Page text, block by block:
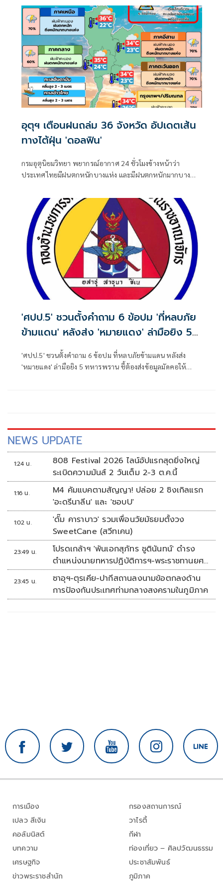
อาแว อดีตผู้ช่วยผู้ใหญ่บ้านหมู่ที่ 5
อุตุฯ เตือนฝนถล่ม 36 จังหวัด อัปเดตเส้น
ทางไต้ฝุ่น 'ดอลฟิน'
กรมอุตุนิยมวิทยา พยากรณ์อากาศ 24 ชั่วโมงข้างหน้าว่า
ประเทศไทยมีฝนตกหนักบางแห่ง และมีฝนตกหนักมากบาง
'ศปป.5' ชวนตั้งคำถาม 6 ข้อปม 'ที่หลบภัย
ข้ามแดน' หลังส่ง 'หมายแดง' ล่ามือยิง 5
ทหารพราน
'ศปป.5' ชวนตั้งคำถาม 6 ข้อปม ที่หลบภัยข้ามแดน หลังส่ง
'หมายแดง' ล่ามือยิง 5 ทหารพราน ชี้ต้องส่งข้อมูลมัดคอให้
NEWS UPDATE
1:24 น.
808 Festival 2026 ไลน์อัปแรกสุดยิ่งใหญ่
ระเบิดความมันส์ 2 วันเต็ม 2-3 ต.ค.นี้
1:16 น.
M4 คัมแบคตามสัญญา! ปล่อย 2 ซิงเกิลแรก
'อะดรีนาลีน' และ 'ชอบU'
1:02 น.
'ดั๊ม คาราบาว' รวมเพื่อนวัยมัธยมตั้งวง
SweetCane (สวีทเคน)
23:49 น.
โปรดเกล้าฯ 'พันเอกสุภัทร ชูตินันทน์' ดำรง
ตำแหน่งนายทหารปฏิบัติการฯ-พระราชทานยศ
'พลตรี'
23:45 น.
ซาอุฯ-ตุรเคีย-ปากีสถานลงนามข้อตกลงด้าน
การป้องกันประเทศท่ามกลางสงครามในภูมิภาค
การเมือง
เปลว สีเงิน
คอลัมนิสต์
บทความ
เศรษฐกิจ
ข่าวพระราชสำนัก
กรองสถานการณ์
วาไรตี้
กีฬา
ท่องเที่ยว – ศิลปวัฒนธรรม
ประชาสัมพันธ์
ภูมิภาค